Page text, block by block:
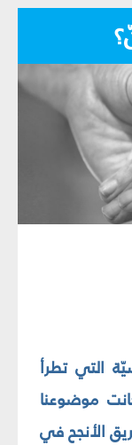
التي تطرأ
موضوعنا
الأنجح في